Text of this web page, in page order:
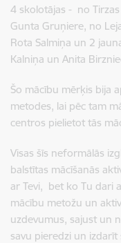
4 skolotājas - no
Gunta Gruņiere, no
Rota Salmiņa un 2
Kalniņa un Anita
Šo mācību mērķis bija
metodes, lai pēc tam
centros pielietot tās
Visas šīs neformālās
balstītas mācīšanās
ar Tevi, bet ko Tu dari
mācību metožu un
uzdevumus, sajust un
savu pieredzi un